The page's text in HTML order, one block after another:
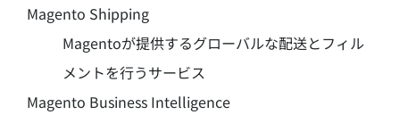
Magento Shipping
Magentoが提供するグローバルな配送とフィル
メントを行うサービス
Magento Business Intelligence